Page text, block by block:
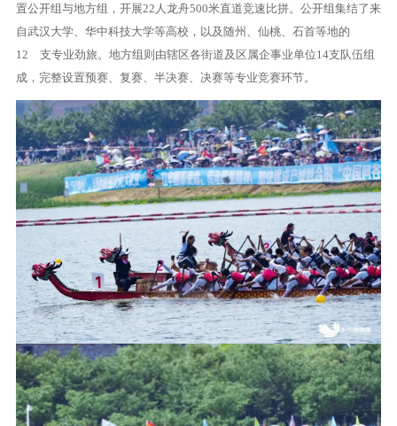
置公开组与地方组，开展22人龙舟500米直道竞速比拼。公开组集结了来
自武汉大学、华中科技大学等高校，以及随州、仙桃、石首等地的
12 支专业劲旅。地方组则由辖区各街道及区属企事业单位14支队伍组
成，完整设置预赛、复赛、半决赛、决赛等专业竞赛环节。